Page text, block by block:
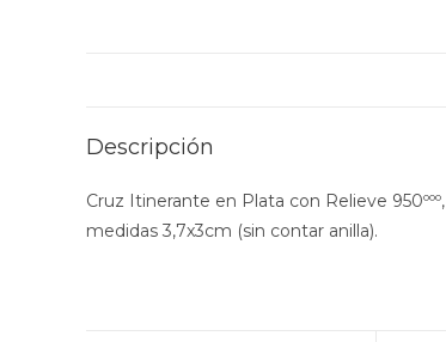
Descripción
Cruz Itinerante en Plata con Relieve 950ººº,
medidas 3,7x3cm (sin contar anilla).